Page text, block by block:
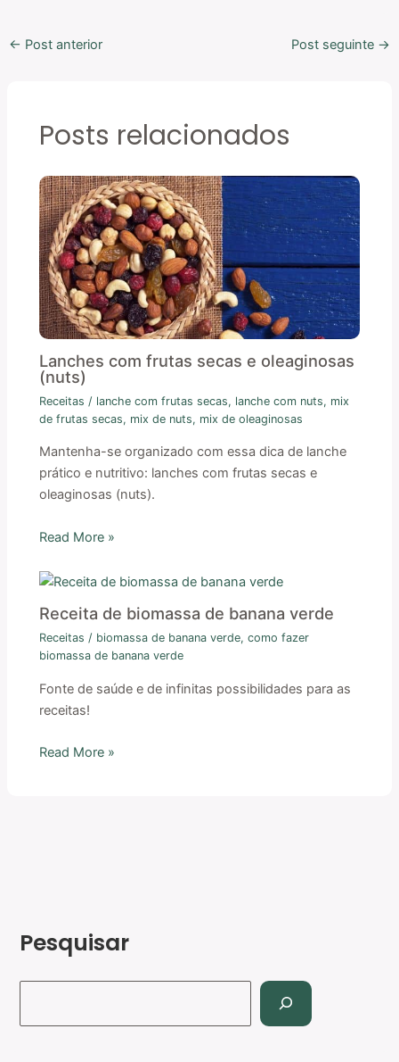
← Post anterior Post seguinte →
Posts relacionados
Lanches com frutas secas e oleaginosas
(nuts)
Receitas / lanche com frutas secas, lanche com nuts, mix
de frutas secas, mix de nuts, mix de oleaginosas
Mantenha-se organizado com essa dica de lanche
prático e nutritivo: lanches com frutas secas e
oleaginosas (nuts).
Read More »
Receita de biomassa de banana verde
Receitas / biomassa de banana verde,como fazer
biomassa de banana verde
Fonte de saúde e de infinitas possibilidades para as
receitas!
Read More »
Pesquisar